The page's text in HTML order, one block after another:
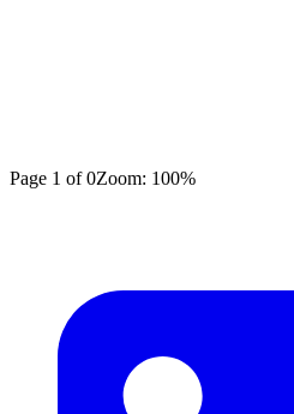
Page 1 of0Zoom: 100%